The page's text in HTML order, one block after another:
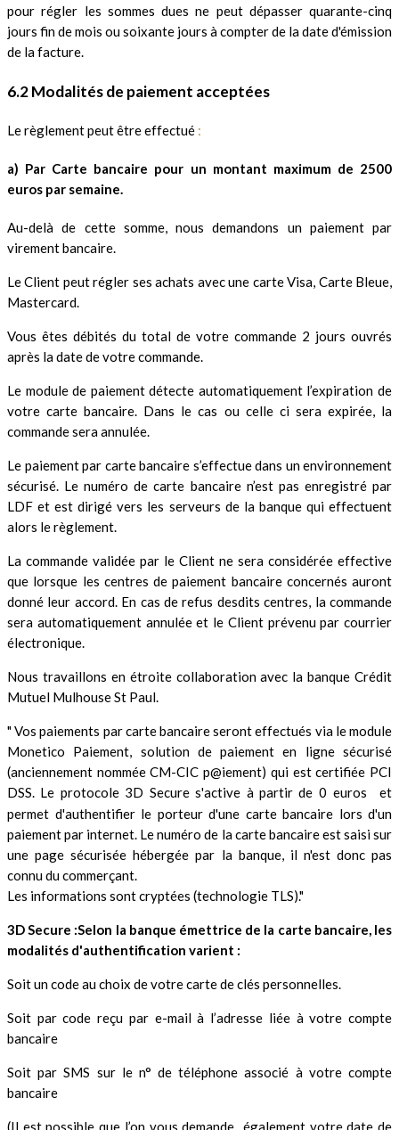
pour régler les sommes dues ne peut dépasser quarante-cinq
jours fin de mois ou soixante jours à compter de la date d'émission
de la facture.
6.2 Modalités de paiement acceptées
Le règlement peut être effectué :
a) Par Carte bancaire pour un montant maximum de 2500
euros par semaine.
Au-delà de cette somme, nous demandons un paiement par
virement bancaire.
Le Client peut régler ses achats avec une carte Visa, Carte Bleue,
Mastercard.
Vous êtes débités du total de votre commande 2 jours ouvrés
après la date de votre commande.
Le module de paiement détecte automatiquement l’expiration de
votre carte bancaire. Dans le cas ou celle ci sera expirée, la
commande sera annulée.
Le paiement par carte bancaire s’effectue dans un environnement
sécurisé. Le numéro de carte bancaire n’est pas enregistré par
LDF et est dirigé vers les serveurs de la banque qui effectuent
alors le règlement.
La commande validée par le Client ne sera considérée effective
que lorsque les centres de paiement bancaire concernés auront
donné leur accord. En cas de refus desdits centres, la commande
sera automatiquement annulée et le Client prévenu par courrier
électronique.
Nous travaillons en étroite collaboration avec la banque Crédit
Mutuel Mulhouse St Paul.
" Vos paiements par carte bancaire seront effectués via le module
Monetico Paiement, solution de paiement en ligne sécurisé
(anciennement nommée CM-CIC p@iement) qui est certifiée PCI
DSS. Le protocole 3D Secure s'active à partir de 0 euros
et
permet d'authentifier le porteur d'une carte bancaire lors d'un
paiement par internet. Le numéro de la carte bancaire est saisi sur
une page sécurisée hébergée par la banque, il n'est donc pas
connu du commerçant.
Les informations sont cryptées (technologie TLS)."
3D Secure :Selon la banque émettrice de la carte bancaire, les
modalités d'authentification varient :
Soit un code au choix de votre carte de clés personnelles.
Soit par code reçu par e-mail à l’adresse liée à votre compte
bancaire
Soit par SMS sur le n° de téléphone associé à votre compte
bancaire
(Il est possible que l’on vous demande également votre date de